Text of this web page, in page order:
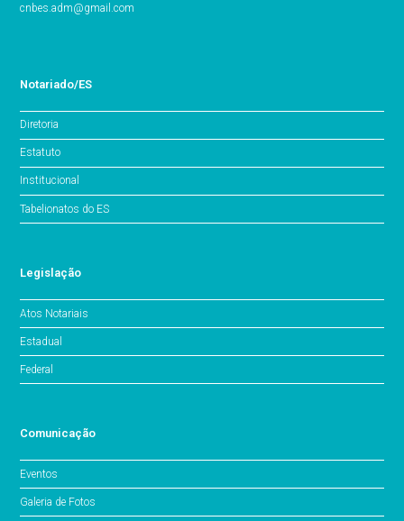
cnbes.adm@gmail.com
Notariado/ES
Diretoria
Estatuto
Institucional
Tabelionatos do ES
Legislação
Atos Notariais
Estadual
Federal
Comunicação
Eventos
Galeria de Fotos